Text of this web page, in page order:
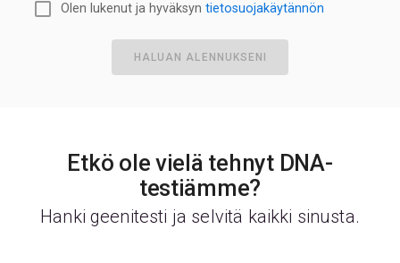
Olen lukenut ja hyväksyn tietosuojakäytännön
HALUAN ALENNUKSENI
Etkö ole vielä tehnyt DNA-
testiämme?
Hanki geenitesti ja selvitä kaikki sinusta.